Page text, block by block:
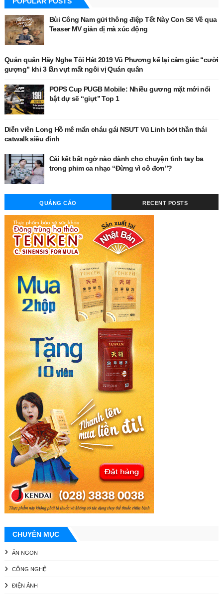
Bùi Công Nam gửi thông điệp Tết Này Con Sẽ Về qua
Teaser MV giản dị mà xúc động
Quán quân Hãy Nghe Tôi Hát 2019 Vũ Phương kể lại cảm giác “cười
gượng” khi 3 lần vụt mất ngôi vị Quán quân
POPS Cup PUGB Mobile: Nhiều gương mặt mới nổi
bật dự sẽ “giựt” Top 1
Diễn viên Long Hồ mê mẩn cháu gái NSƯT Vũ Linh bởi thần thái
catwalk siêu đỉnh
Cái kết bất ngờ nào dành cho chuyện tình tay ba
trong phim ca nhạc “Đừng vì cô đơn”?
QUẢNG CÁO RECENT POSTS
CHUYÊN MỤC
ĂN NGON
CÔNG NGHỆ
ĐIỆN ẢNH